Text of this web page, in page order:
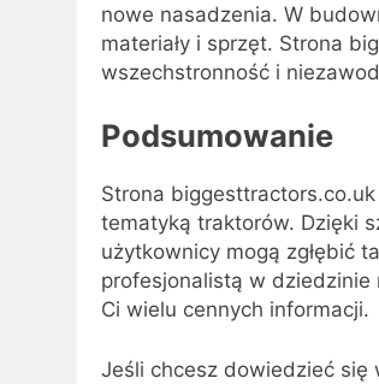
nowe nasadzenia. W
materiały i sprzęt. Strona
wszechstronność i
Podsumowanie
Strona
tematyką traktorów. Dzięki
użytkownicy mogą zgłębić
profesjonalistą w
Ci wielu cennych informacji.
Jeśli chcesz dowiedzieć się